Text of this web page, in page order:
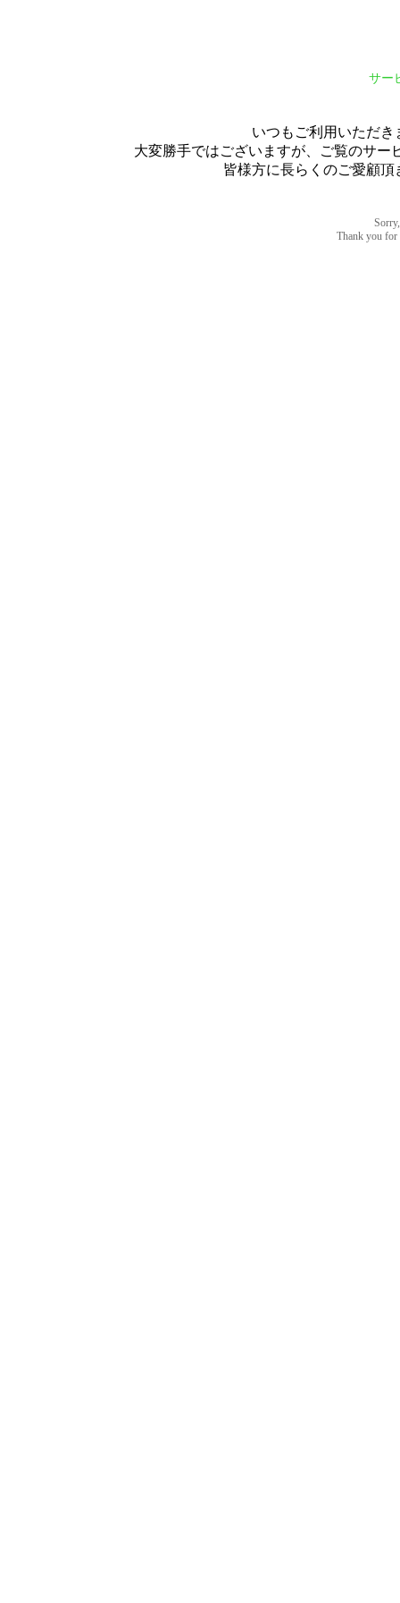
サー
いつもご利用いただ
大変勝手ではございますが、ご覧のサー
皆様方に長らくのご愛顧
Thank you for